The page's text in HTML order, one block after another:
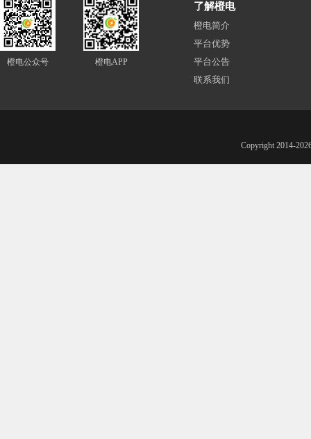
橙电公众号 橙电APP
了解橙电
橙电简介
平台优势
平台公告
联系我们
Copyright 2014-